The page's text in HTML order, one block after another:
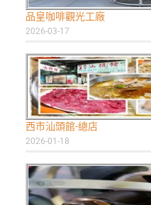
品皇咖啡觀光工廠
2026-03-17
西市汕頭館-總店
2026-01-18